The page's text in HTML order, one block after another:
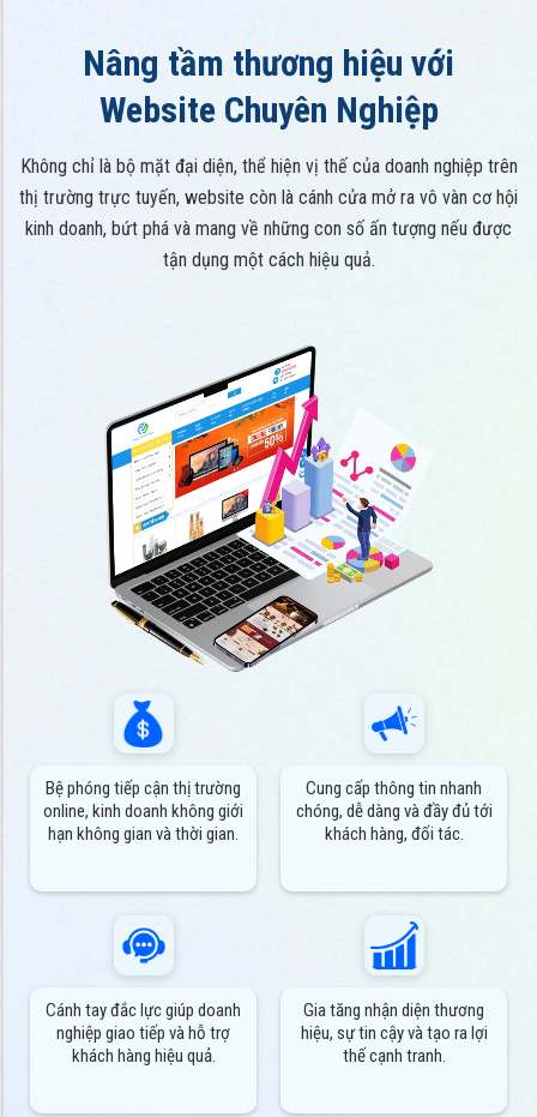
Nâng tầm thương hiệu với
Website Chuyên Nghiệp
Không chỉ là bộ mặt đại diện, thể hiện vị thế của doanh nghiệp trên
thị trường trực tuyến, website còn là cánh cửa mở ra vô vàn cơ hội
kinh doanh, bứt phá và mang về những con số ấn tượng nếu được
tận dụng một cách hiệu quả.
Bệ phóng tiếp cận thị trường
online, kinh doanh không giới
hạn không gian và thời gian.
Cung cấp thông tin nhanh
chóng, dễ dàng và đầy đủ tới
khách hàng, đối tác.
Cánh tay đắc lực giúp doanh
nghiệp giao tiếp và hỗ trợ
khách hàng hiệu quả.
Gia tăng nhận diện thương
hiệu, sự tin cậy và tạo ra lợi
thế cạnh tranh.